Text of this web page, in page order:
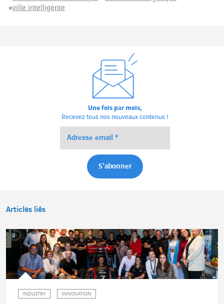
#ville intelligente
Une fois par mois,
Recevez tous nos nouveaux contenus !
Articles liés
INDUSTRY INNOVATION